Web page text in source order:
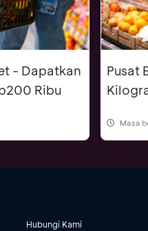
- Dapatkan
Ribu
Pusat
Masa
Hubungi Kami